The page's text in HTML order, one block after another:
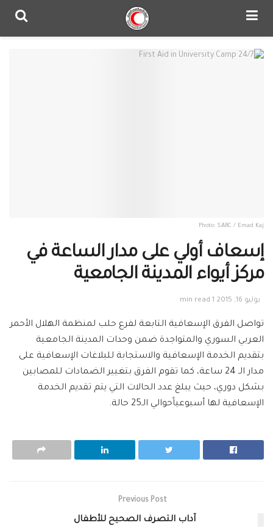
Photo: SARC / Emad Kaj
إسعاف أولي على مدار الساعة في
مركز أيواء المدينة الجامعية
يوليو 16, 2015 1 min read
تواصل الفرق الإسعافية التابعة لفرع حلب لمنظمة الهلال الأحمر
العربي السوري والمتواجدة ضمن وحدات المدينة الجامعية
بتقديم الخدمة الإسعافية والاستجابة للبلاغات الإسعافية على
مدار الـ 24 ساعة، كما تقوم الفرق بتغيير الضمادات للمصابين
بشكل دوري، حيث يبلغ عدد الحالات التي يتم تقديم الخدمة
الإسعافية لها أسبوعياًحوالي الـ25 حالة.
Previous Post
آداب التصرف الصحيح للأطفال